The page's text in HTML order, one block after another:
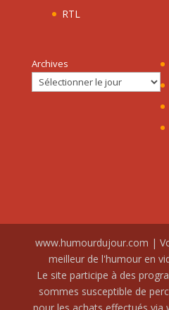
RTL
Archives
www.humourdujour.com |
meilleur de l'humour en
Le site participe à des
sommes susceptible de